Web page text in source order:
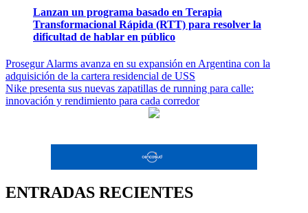
Lanzan un programa basado en Terapia
Transformacional Rápida (RTT) para resolver la
dificultad de hablar en público
Navegación
de
entradas
Prosegur Alarms avanza en su expansión en Argentina con la
adquisición de la cartera residencial de USS
Nike presenta sus nuevas zapatillas de running para calle:
innovación y rendimiento para cada corredor
ENTRADAS RECIENTES